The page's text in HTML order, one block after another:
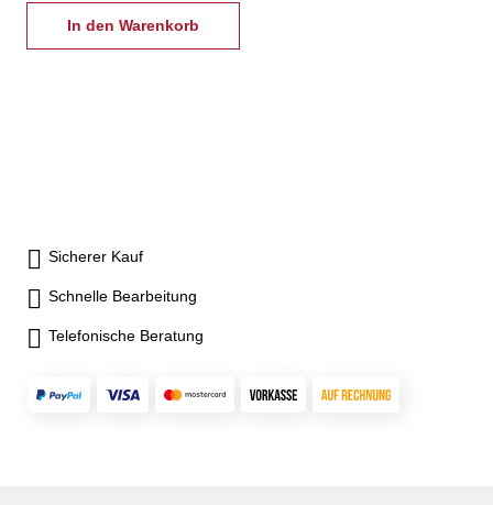
Rundlaufgenauigkeit und
Langlebigkeit- Schmiernippel
In den Warenkorb
Sicherer Kauf
Schnelle Bearbeitung
Telefonische Beratung